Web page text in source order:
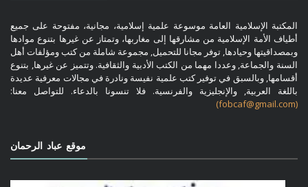
المكتبة الإسلامية العامة موسوعة علمية إسلامية، مجانية، مفتوحة على جميع
أطياف الأمة الإسلامية من مشارقها إلى مغاربها، وتمتاز عن غيرها بتنوع موادها
وبمصداقيتها وحيادها, توفر مجانا للتحميل, مجموعة شاملة من كتب ومؤلفات أهل
السنة والجماعة, وعددا مهما من الكتب الأدبية والثقافية. وتتميز عن غيرها, بتنوع
أقسامها, وبالسبق في توفير كتب علمية نفيسة ونادرة في مجالات معرفية عديدة
باللغة العربية, والإنجليزية والفرنسية. فلا تنسونا بالدعاء. للتواصل معنا:
(fobcaf@gmail.com)
موقع عباد الرحمان